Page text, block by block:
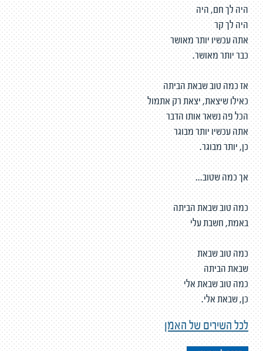
היה לך חם, היה
היה לך קר
אתה עכשיו יותר מאושר
כבר יותר מאושר.
אז כמה טוב שבאת הביתה
כאילו שיצאת, יצאת רק אתמול
הכל פה נשאר אותו הדבר
אתה עכשיו יותר מבוגר
כן, יותר מבוגר.
אך כמה שטוב...
כמה טוב שבאת הביתה
באמת, חשבת עלי
כמה טוב שבאת
שבאת הביתה
כמה טוב שבאת אלי
כן, שבאת אלי.
לכל השירים של האמן